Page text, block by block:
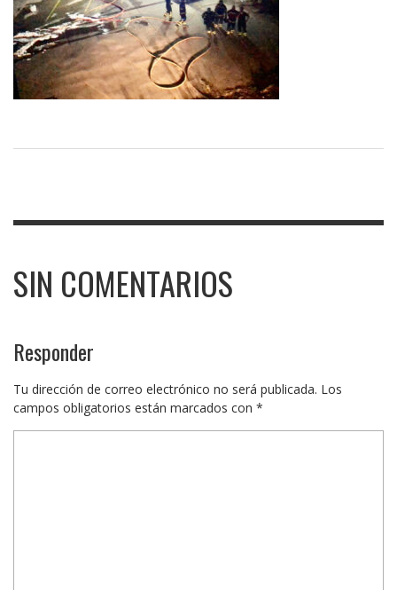
SIN COMENTARIOS
Responder
Tu dirección de correo electrónico no será publicada. Los
campos obligatorios están marcados con *